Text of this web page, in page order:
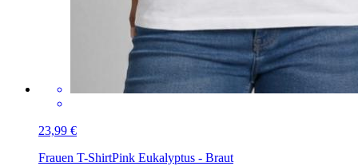
23,99 €
Frauen T-ShirtPink Eukalyptus - Braut